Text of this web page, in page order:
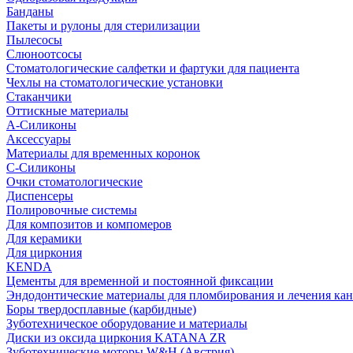
Банданы
Пакеты и рулоны для стерилизации
Пылесосы
Слюноотсосы
Стоматологические салфетки и фартуки для пациента
Чехлы на стоматологические установки
Стаканчики
Оттискные материалы
А-Силиконы
Аксессуары
Материалы для временных коронок
С-Силиконы
Очки стоматологические
Диспенсеры
Полировочные системы
Для композитов и компомеров
Для керамики
Для циркония
KENDA
Цементы для временной и постоянной фиксации
Эндодонтические материалы для пломбирования и лечения
Боры твердосплавные (карбидные)
Зуботехническое оборудование и материалы
Диски из оксида циркония KATANA ZR